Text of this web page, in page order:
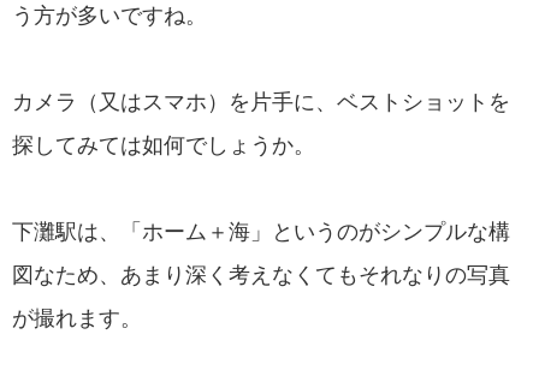
う方が多いですね。
カメラ（又はスマホ）を片手に、ベストショットを
探してみては如何でしょうか。
下灘駅は、「ホーム＋海」というのがシンプルな構
図なため、あまり深く考えなくてもそれなりの写真
が撮れます。